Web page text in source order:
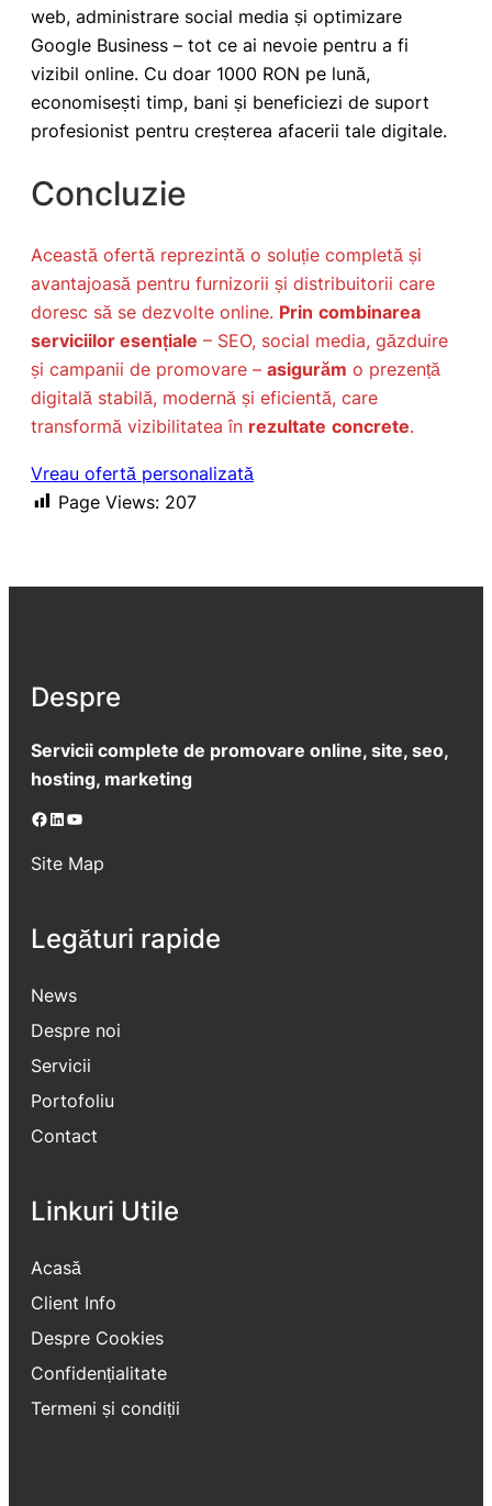
web, administrare social media și optimizare
Google Business – tot ce ai nevoie pentru a fi
vizibil online. Cu doar 1000 RON pe lună,
economisești timp, bani și beneficiezi de suport
profesionist pentru creșterea afacerii tale digitale.
Concluzie
Această ofertă reprezintă o soluție completă și
avantajoasă pentru furnizorii și distribuitorii care
doresc să se dezvolte online. Prin combinarea
serviciilor esențiale – SEO, social media, găzduire
și campanii de promovare – asigurăm o prezență
digitală stabilă, modernă și eficientă, care
transformă vizibilitatea în rezultate concrete.
Vreau ofertă personalizată
Page Views: 207
Despre
Servicii complete de promovare online, site, seo,
hosting, marketing
Facebook LinkedIn YouTube
Site Map
Legături rapide
News
Despre noi
Servicii
Portofoliu
Contact
Linkuri Utile
Acasă
Client Info
Despre Cookies
Confidențialitate
Termeni și condiții